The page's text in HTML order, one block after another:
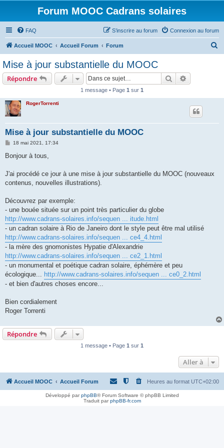
Forum MOOC Cadrans solaires
FAQ Connexion au forum
S’inscrire au forum
Accueil MOOC Accueil Forum Forum
Mise à jour substantielle du MOOC
Répondre Rechercher
1 message • Page 1 sur 1
RogerTorrenti
Mise à jour substantielle du MOOC
M
s
g
18 mai 2021, 17:34
Bonjour à tous,
J'ai procédé ce jour à une mise à jour substantielle du MOOC (nouveaux
contenus, nouvelles illustrations).
Découvrez par exemple:
- une bouée située sur un point très particulier du globe
http://www.cadrans-solaires.info/sequen ... itude.html
- un cadran solaire à Rio de Janeiro dont le style peut être mal utilisé
http://www.cadrans-solaires.info/sequen ... ce4_4.html
- la mère des gnomonistes Hypatie d'Alexandrie
http://www.cadrans-solaires.info/sequen ... ce2_1.html
- un monumental et poétique cadran solaire, éphémère et peu
écologique... http://www.cadrans-solaires.info/sequen ... ce0_2.html
- et bien d'autres choses encore...
Bien cordialement
Roger Torrenti
Répondre
1 message • Page 1 sur 1
Aller à
Accueil MOOC Accueil Forum Heures au format UTC+02:00
Développé parphpBB® Forum Software © phpBB Limited
Traduit parphpBB-fr.com